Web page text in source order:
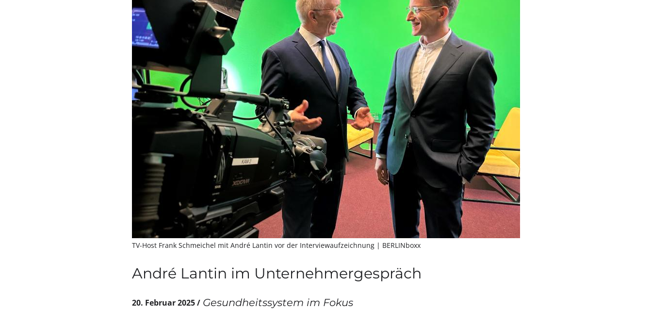
TV-Host Frank Schmeichel mit André Lantin vor der Interviewaufzeichnung | BERLINboxx
André Lantin im Unternehmergespräch
20. Februar 2025 Gesundheitssystem im Fokus